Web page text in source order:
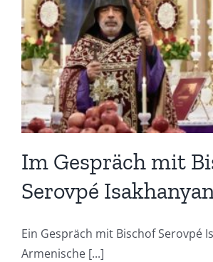
Im Gespräch mit
Serovpé
Ein Gespräch mit Bischof Serovpé
Armenische [...]